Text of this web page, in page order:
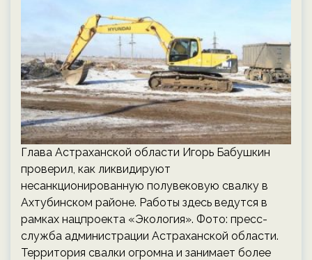
Глава Астраханской области Игорь Бабушкин
проверил, как ликвидируют
несанкционированную полувековую свалку в
Ахтубинском районе. Работы здесь ведутся в
рамках нацпроекта «Экология». Фото: пресс-
служба администрации Астраханской области.
Территория свалки огромна и занимает более